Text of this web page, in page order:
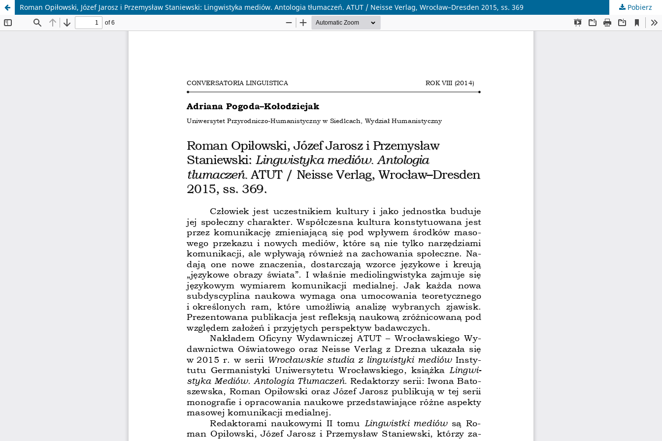
Roman Opiłowski, Józef Jarosz i Przemysław Staniewski: Lingwistyka mediów. Antologia tłumaczeń. ATUT / Neisse Verlag, Wrocław–Dresden 2015, ss. 369 Pobierz